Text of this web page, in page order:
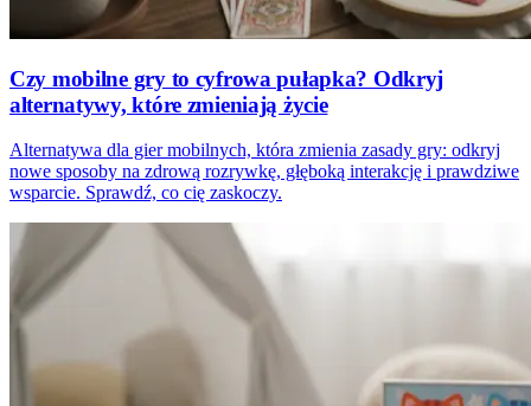
Czy mobilne gry to cyfrowa pułapka? Odkryj
alternatywy, które zmieniają życie
Alternatywa dla gier mobilnych, która zmienia zasady gry: odkryj
nowe sposoby na zdrową rozrywkę, głęboką interakcję i prawdziwe
wsparcie. Sprawdź, co cię zaskoczy.